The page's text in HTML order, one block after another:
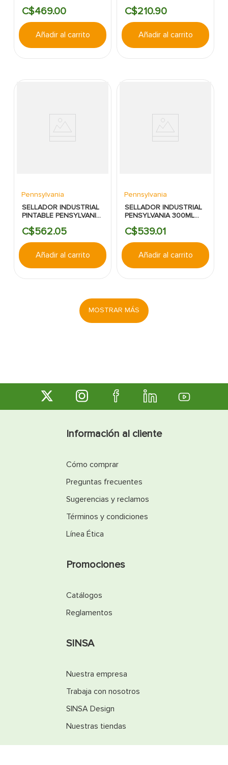
TRANSPARENTE
C$469.00
Añadir al carrito
C$210.90
Añadir al carrito
Pennsylvania
SELLADOR INDUSTRIAL
PINTABLE PENSYLVANIA
NEGRO
C$562.05
Añadir al carrito
Pennsylvania
SELLADOR INDUSTRIAL
PENSYLVANIA 300ML
CLASICO
C$539.01
Añadir al carrito
MOSTRAR MÁS
Información al cliente
Cómo comprar
Preguntas frecuentes
Sugerencias y reclamos
Términos y condiciones
Línea Ética
Promociones
Catálogos
Reglamentos
SINSA
Nuestra empresa
Trabaja con nosotros
SINSA Design
Nuestras tiendas